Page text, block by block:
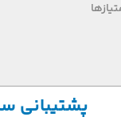
پشتیبانی